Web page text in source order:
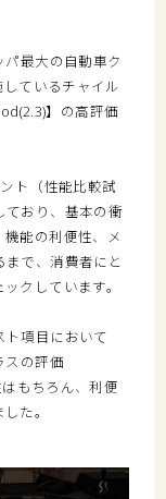
最大の自動車ク
ているチャイル
】の高評価
ト（性能比較試
ており、基本の衝
能の利便性、メ
まで、消費者にと
クしています。
ト項目において
スの評価
もちろん、利便
た。